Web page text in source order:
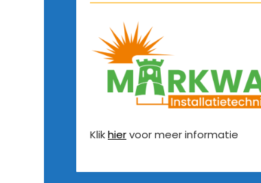
Klikhiervoor meer informatie